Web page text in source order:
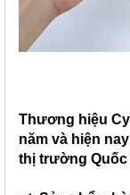
Thương hiệu
năm và hiện
thị trường